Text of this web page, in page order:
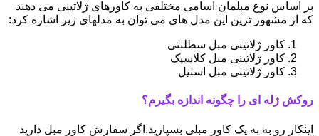
بر اساس نوع مبلمان اسامی مختلفی به کاورهای ژلاتینی می دهند
که از مشهور ترین این مدل های می توان به مدلهای زیر اشاره کرد:
کاور ژلاتینی مبل سطلنتی
کاور ژلاتینی مبل کلاسیک
کاور ژلاتینی مبل استیل
روکش ژله ای را چگونه اندازه بگیرم؟
اینکار رو به به یک کاور مبلی بسپارید.اگر سفارش کاور مبل دارید